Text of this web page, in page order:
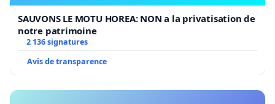
SAUVONS LE MOTU HOREA: NON a la privatisation de
notre patrimoine
2 136 signatures
Avis de transparence